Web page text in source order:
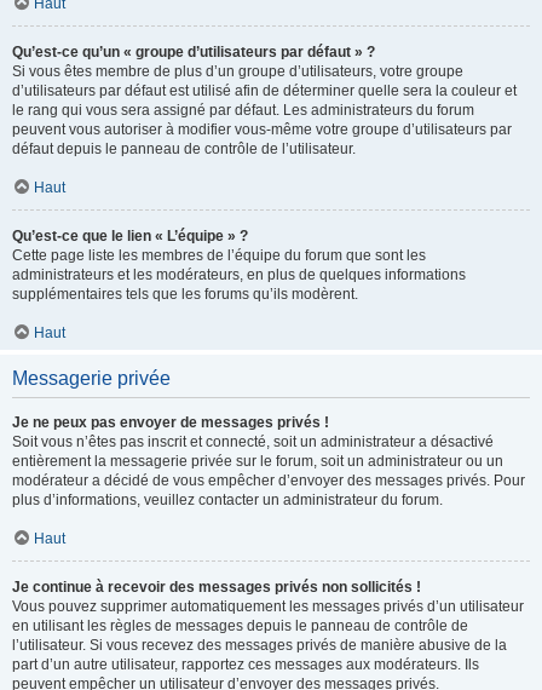
Haut
Qu’est-ce qu’un « groupe d’utilisateurs par défaut » ?
Si vous êtes membre de plus d’un groupe d’utilisateurs, votre groupe
d’utilisateurs par défaut est utilisé afin de déterminer quelle sera la couleur et
le rang qui vous sera assigné par défaut. Les administrateurs du forum
peuvent vous autoriser à modifier vous-même votre groupe d’utilisateurs par
défaut depuis le panneau de contrôle de l’utilisateur.
Haut
Qu’est-ce que le lien « L’équipe » ?
Cette page liste les membres de l’équipe du forum que sont les
administrateurs et les modérateurs, en plus de quelques informations
supplémentaires tels que les forums qu’ils modèrent.
Haut
Messagerie privée
Je ne peux pas envoyer de messages privés !
Soit vous n’êtes pas inscrit et connecté, soit un administrateur a désactivé
entièrement la messagerie privée sur le forum, soit un administrateur ou un
modérateur a décidé de vous empêcher d’envoyer des messages privés. Pour
plus d’informations, veuillez contacter un administrateur du forum.
Haut
Je continue à recevoir des messages privés non sollicités !
Vous pouvez supprimer automatiquement les messages privés d’un utilisateur
en utilisant les règles de messages depuis le panneau de contrôle de
l’utilisateur. Si vous recevez des messages privés de manière abusive de la
part d’un autre utilisateur, rapportez ces messages aux modérateurs. Ils
peuvent empêcher un utilisateur d’envoyer des messages privés.